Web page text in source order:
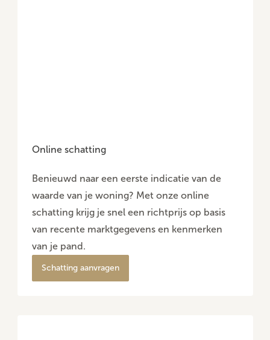
Online schatting
Benieuwd naar een eerste indicatie van de
waarde van je woning? Met onze online
schatting krijg je snel een richtprijs op basis
van recente marktgegevens en kenmerken
van je pand.
Schatting aanvragen